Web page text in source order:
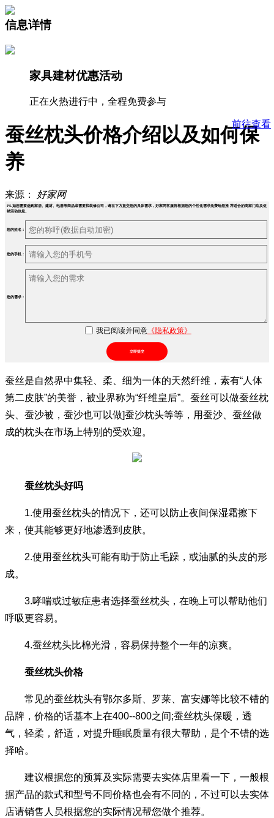
信息详情
家具建材优惠活动
正在火热进行中，全程免费参与
前往查看
蚕丝枕头价格介绍以及如何保
养
来源： 好家网
PS.如您需要选购家居、建材、电器等商品或需要找装修公司，请在下方提交您的具体需求，好家网客服将根据您的个性化需求免费给您推 荐适合的商家门店及促
销活动信息。
您的姓名：
您的手机：
您的需求：
我已阅读并同意《隐私政策》
立即提交
蚕丝是自然界中集轻、柔、细为一体的天然纤维，素有“人体
第二皮肤”的美誉，被业界称为“纤维皇后”。蚕丝可以做蚕丝枕
头、蚕沙被，蚕沙也可以做]蚕沙枕头等等，用蚕沙、蚕丝做
成的枕头在市场上特别的受欢迎。
蚕丝枕头好吗
1.使用蚕丝枕头的情况下，还可以防止夜间保湿霜擦下
来，使其能够更好地渗透到皮肤。
2.使用蚕丝枕头可能有助于防止毛躁，或油腻的头皮的形
成。
3.哮喘或过敏症患者选择蚕丝枕头，在晚上可以帮助他们
呼吸更容易。
4.蚕丝枕头比棉光滑，容易保持整个一年的凉爽。
蚕丝枕头价格
常见的蚕丝枕头有鄂尔多斯、罗莱、富安娜等比较不错的
品牌，价格的话基本上在400--800之间;蚕丝枕头保暖，透
气，轻柔，舒适，对提升睡眠质量有很大帮助，是个不错的选
择哈。
建议根据您的预算及实际需要去实体店里看一下，一般根
据产品的款式和型号不同价格也会有不同的，不过可以去实体
店请销售人员根据您的实际情况帮您做个推荐。